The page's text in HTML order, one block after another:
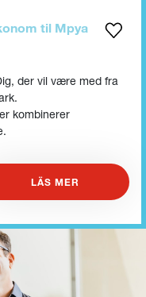
til Mpya
der vil være med fra
kombinerer
LÄS MER